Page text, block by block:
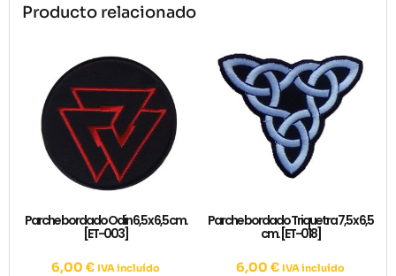
Producto relacionado
Parche bordado Odin 6,5 x 6,5 cm.
[ET-003]
6,00 € IVA incluído
Parche bordado Triquetra 7,5 x 6,5
cm. [ET-018]
6,00 € IVA incluído